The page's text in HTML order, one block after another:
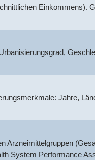
Einkommens).
Jahre,
Arzneimittelgruppen
System Performance